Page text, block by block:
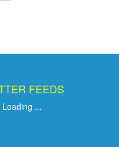
FEEDS
Loading ...